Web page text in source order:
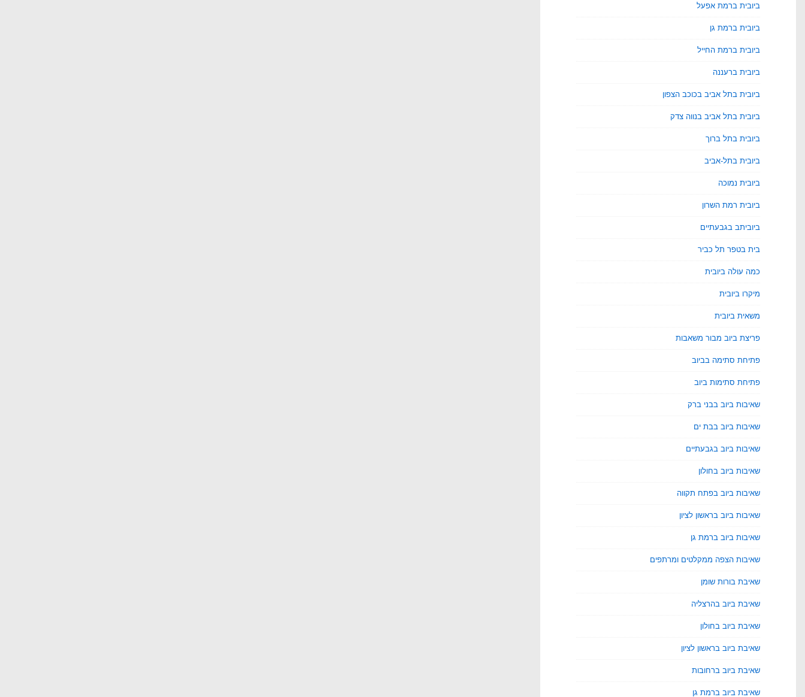
ביובית ברמת אפעל
ביובית ברמת גן
ביובית ברמת החייל
ביובית ברעננה
ביובית בתל אביב בכוכב הצפון
ביובית בתל אביב בנווה צדק
ביובית בתל ברוך
ביובית בתל-אביב
ביובית נמוכה
ביובית רמת השרון
ביוביתב בגבעתיים
בית בטפר תל כביר
כמה עולה ביובית
מיקרו ביובית
משאית ביובית
פריצת ביוב מבור משאבות
פתיחת סתימה בביוב
פתיחת סתימות ביוב
שאיבות ביוב בבני ברק
שאיבות ביוב בבת ים
שאיבות ביוב בגבעתיים
שאיבות ביוב בחולון
שאיבות ביוב בפתח תקווה
שאיבות ביוב בראשון לציון
שאיבות ביוב ברמת גן
שאיבות הצפה ממקלטים ומרתפים
שאיבת בורות שומן
שאיבת ביוב בהרצליה
שאיבת ביוב בחולון
שאיבת ביוב בראשון לציון
שאיבת ביוב ברחובות
שאיבת ביוב ברמת גן